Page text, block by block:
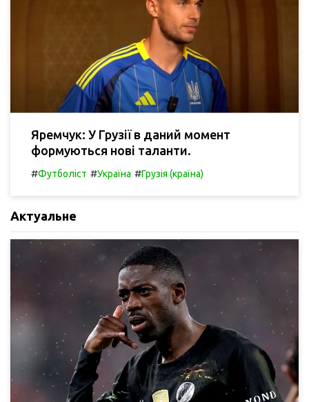
Яремчук: У Грузії в даний момент
формуються нові таланти.
#Футболіст #Україна #Грузія (країна)
Актуальне